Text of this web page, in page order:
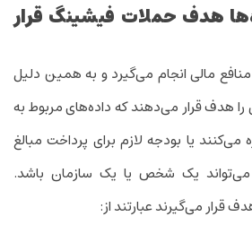
‌ها هدف حملات فیشینگ قرار
مالی انجام می‌گیرد و به همین دلیل
هدف قرار می‌دهند که داده‌های مربوط به
می‌کنند یا بودجه لازم برای پرداخت مبالغ
یک شخص یا یک سازمان باشد.
قرار می‌گیرند عبارتند از: